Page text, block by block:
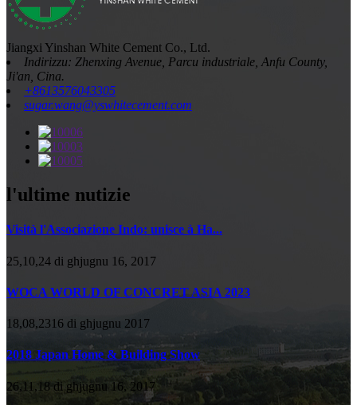
Jiangxi Yinshan White Cement Co., Ltd.
Indirizzu: Zhenxing Avenue, Parcu industriale, Anfu County,
Ji'an, Cina.
+8613576043305
sugar.wang@yswhitecement.com
l'ultime nutizie
Visità l'Associazione Indo: unisce à Ha...
25,10,24 di ghjugnu 16, 2017
WOCA WORLD OF CONCRET ASIA 2023
18,08,2316 di ghjugnu 2017
2018 Japan Home & Building Show
26,11,18 di ghjugnu 16, 2017